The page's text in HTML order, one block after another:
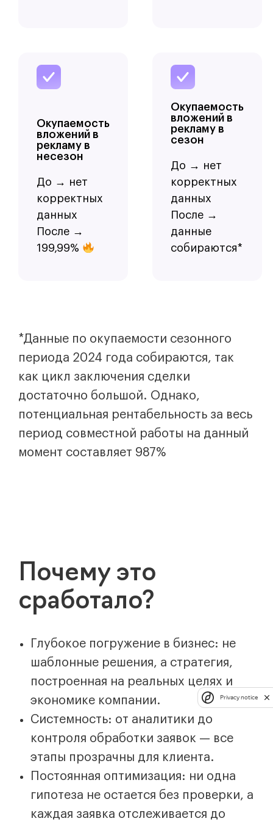
Окупаемость
вложений в
рекламу в
несезон
До → нет
корректных
данных
После →
199,99%
Окупаемость
вложений в
рекламу в
сезон
До → нет
корректных
данных
После →
данные
собираются*
*Данные по окупаемости сезонного
периода 2024 года собираются, так
как цикл заключения сделки
достаточно большой. Однако,
потенциальная рентабельность за весь
период совместной работы на данный
момент составляет 987%
Почему это
сработало?
Глубокое погружение в бизнес: не
шаблонные решения, а стратегия,
построенная на реальных целях и
экономике компании.
Системность: от аналитики до
контроля обработки заявок — все
этапы прозрачны для клиента.
Постоянная оптимизация: ни одна
гипотеза не остается без проверки, а
каждая заявка отслеживается до
Privacy notice